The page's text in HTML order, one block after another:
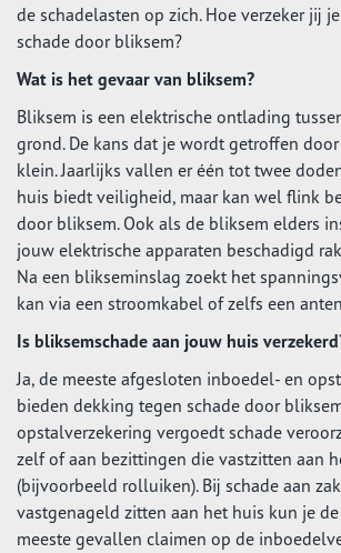
de schadelasten op zich. Hoe verzeker jij
schade door bliksem?
Wat is het gevaar van bliksem?
Bliksem is een elektrische ontlading
grond. De kans dat je wordt getroffen
klein. Jaarlijks vallen er één tot twee
huis biedt veiligheid, maar kan wel flink
door bliksem. Ook als de bliksem elders
jouw elektrische apparaten beschadigd
Na een blikseminslag zoekt het
kan via een stroomkabel of zelfs een
Is bliksemschade aan jouw huis
Ja, de meeste afgesloten inboedel- en
bieden dekking tegen schade door
opstalverzekering vergoedt schade
zelf of aan bezittingen die vastzitten aan
(bijvoorbeeld rolluiken). Bij schade aan
vastgenageld zitten aan het huis kun je
meeste gevallen claimen op de